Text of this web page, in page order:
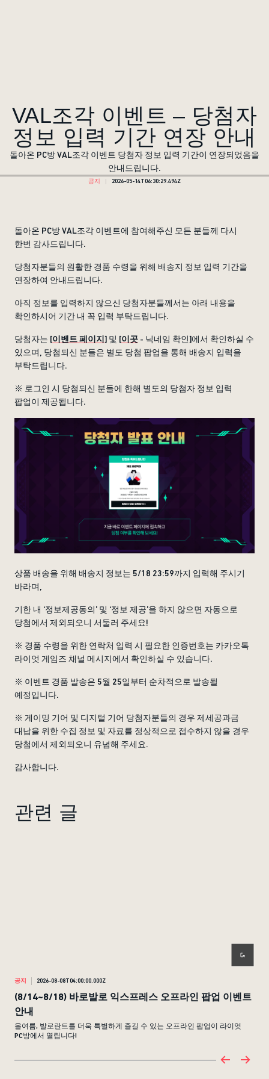
VAL조각 이벤트 – 당첨자
정보 입력 기간 연장 안내
돌아온 PC방 VAL조각 이벤트 당첨자 정보 입력 기간이 연장되었음을
안내드립니다.
공지 2026-05-14T06:30:29.494Z
돌아온 PC방 VAL조각 이벤트에 참여해주신 모든 분들께 다시
한번 감사드립니다.
당첨자분들의 원활한 경품 수령을 위해 배송지 정보 입력 기간을
연장하여 안내드립니다.
아직 정보를 입력하지 않으신 당첨자분들께서는 아래 내용을
확인하시어 기간 내 꼭 입력 부탁드립니다.
당첨자는 [이벤트 페이지 ] 및 [이곳 - 닉네임 확인]에서 확인하실 수
있으며, 당첨되신 분들은 별도 당첨 팝업을 통해 배송지 입력을
부탁드립니다.
※ 로그인 시 당첨되신 분들에 한해 별도의 당첨자 정보 입력
팝업이 제공됩니다.
상품 배송을 위해 배송지 정보는 5/18 23:59까지 입력해 주시기
바라며,
기한 내 ‘정보제공동의’ 및 ‘정보 제공’을 하지 않으면 자동으로
당첨에서 제외되오니 서둘러 주세요!
※ 경품 수령을 위한 연락처 입력 시 필요한 인증번호는 카카오톡
라이엇 게임즈 채널 메시지에서 확인하실 수 있습니다.
※ 이벤트 경품 발송은 5월 25일부터 순차적으로 발송될
예정입니다.
※ 게이밍 기어 및 디지털 기어 당첨자분들의 경우 제세공과금
대납을 위한 수집 정보 및 자료를 정상적으로 접수하지 않을 경우
당첨에서 제외되오니 유념해 주세요.
감사합니다.
관련 글
공지 2026-08-08T04:00:00.000Z
(8/14~8/18) 바로발로 익스프레스 오프라인 팝업 이벤트
안내
올여름, 발로란트를 더욱 특별하게 즐길 수 있는 오프라인 팝업이 라이엇
PC방에서 열립니다!